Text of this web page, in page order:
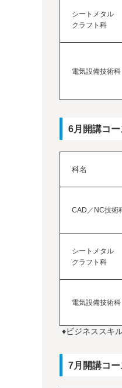
シートメタル
クラフト科
電気設備技術科
6月開講コー
科名
CAD／NC技術
シートメタル
クラフト科
電気設備技術科
♦ビジネススキ
7月開講コ